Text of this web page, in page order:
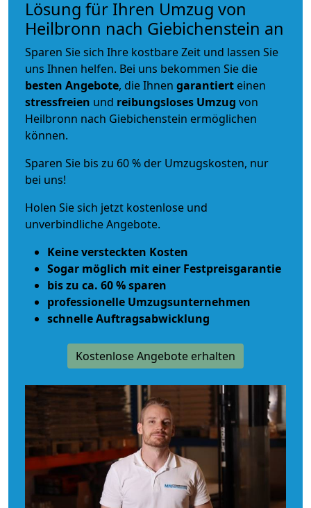
Lösung für Ihren Umzug von
Heilbronn nach Giebichenstein an
Sparen Sie sich Ihre kostbare Zeit und lassen Sie
uns Ihnen helfen. Bei uns bekommen Sie die
besten Angebote, die Ihnen garantiert einen
stressfreien und reibungsloses Umzug von
Heilbronn nach Giebichenstein ermöglichen
können.
Sparen Sie bis zu 60 % der Umzugskosten, nur
bei uns!
Holen Sie sich jetzt kostenlose und
unverbindliche Angebote.
Keine versteckten Kosten
Sogar möglich mit einer Festpreisgarantie
bis zu ca. 60 % sparen
professionelle Umzugsunternehmen
schnelle Auftragsabwicklung
Kostenlose Angebote erhalten